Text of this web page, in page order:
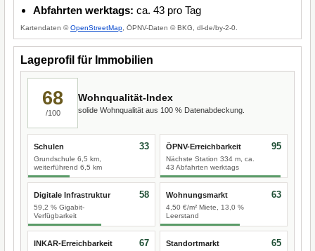
Abfahrten werktags: ca. 43 pro Tag
Kartendaten ©OpenStreetMap , ÖPNV-Daten © BKG, dl-de/by-2-0.
Lageprofil für Immobilien
68
/100
Wohnqualität-Index
solide Wohnqualität aus 100 % Datenabdeckung.
Schulen
Grundschule 6,5 km,
weiterführend 6,5 km
33 ÖPNV-Erreichbarkeit
Nächste Station 334 m, ca.
43 Abfahrten werktags
95
Digitale Infrastruktur
59,2 % Gigabit-
Verfügbarkeit
58 Wohnungsmarkt
4,50 €/m² Miete, 13,0 %
Leerstand
63
INKAR-Erreichbarkeit 67 Standortmarkt 65